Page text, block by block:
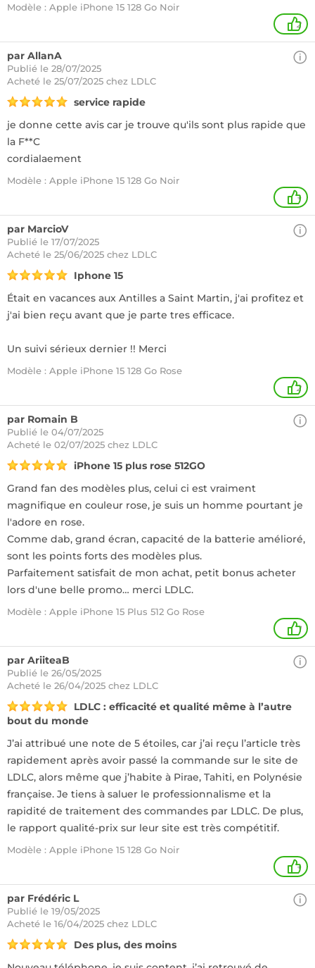
Modèle : Apple iPhone 15 128 Go Noir
2
par AllanA
Publié le 28/07/2025
Acheté le 25/07/2025 chez LDLC
service rapide
je donne cette avis car je trouve qu'ils sont plus rapide que
la F**C
cordialaement
Modèle : Apple iPhone 15 128 Go Noir
+
par MarcioV
Publié le 17/07/2025
Acheté le 25/06/2025 chez LDLC
Iphone 15
Était en vacances aux Antilles a Saint Martin, j'ai profitez et
j'ai bien reçu avant que je parte tres efficace.
Un suivi sérieux dernier !! Merci
Modèle : Apple iPhone 15 128 Go Rose
2
par Romain B
Publié le 04/07/2025
Acheté le 02/07/2025 chez LDLC
iPhone 15 plus rose 512GO
Grand fan des modèles plus, celui ci est vraiment
magnifique en couleur rose, je suis un homme pourtant je
l'adore en rose.
Comme dab, grand écran, capacité de la batterie amélioré,
sont les points forts des modèles plus.
Parfaitement satisfait de mon achat, petit bonus acheter
lors d'une belle promo… merci LDLC.
Modèle : Apple iPhone 15 Plus 512 Go Rose
1
par AriiteaB
Publié le 26/05/2025
Acheté le 26/04/2025 chez LDLC
LDLC : efficacité et qualité même à l’autre
bout du monde
J’ai attribué une note de 5 étoiles, car j’ai reçu l’article très
rapidement après avoir passé la commande sur le site de
LDLC, alors même que j’habite à Pirae, Tahiti, en Polynésie
française. Je tiens à saluer le professionnalisme et la
rapidité de traitement des commandes par LDLC. De plus,
le rapport qualité-prix sur leur site est très compétitif.
Modèle : Apple iPhone 15 128 Go Noir
+
par Frédéric L
Publié le 19/05/2025
Acheté le 16/04/2025 chez LDLC
Des plus, des moins